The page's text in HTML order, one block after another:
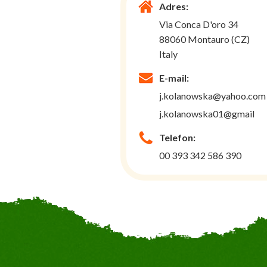
Adres:
Via Conca D'oro 34
88060 Montauro (CZ)
Italy
E-mail:
j.kolanowska@yahoo.com
j.kolanowska01@gmail
Telefon:
00 393 342 586 390